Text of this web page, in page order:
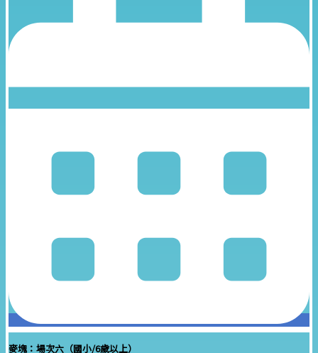
麥塊：場次六（國小/6歲以上）